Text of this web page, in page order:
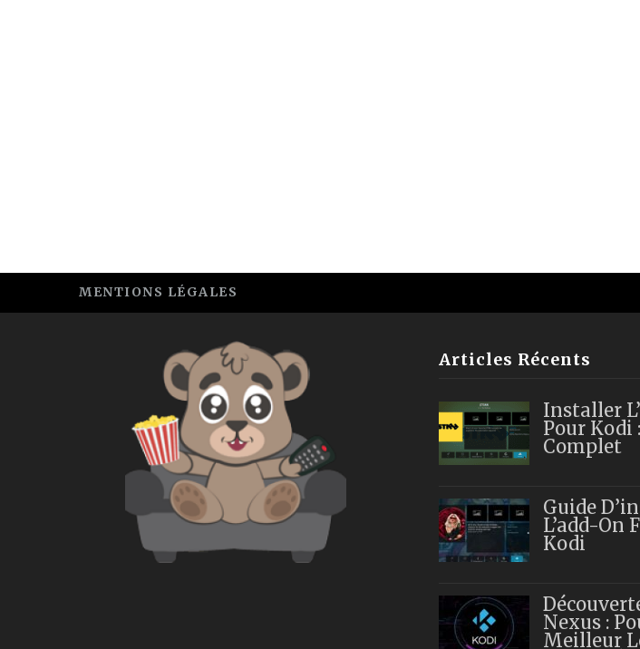
MENTIONS LÉGALES
Articles Récents
Installer
Pour Kodi
Complet
Guide
L’add-On
Kodi
Nexus :
Meilleur